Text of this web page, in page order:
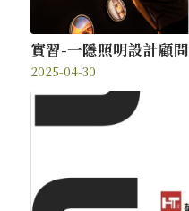
實習-一隱照明設計顧問
2025-04-30